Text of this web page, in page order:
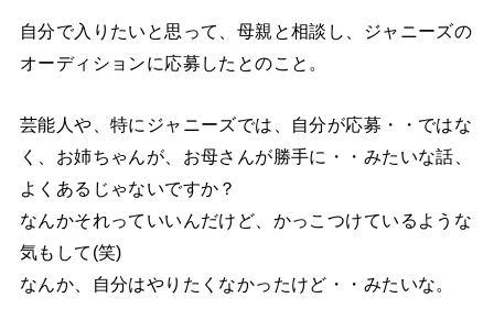
自分で入りたいと思って、母親と相談し、ジャニーズの
オーディションに応募したとのこと。
芸能人や、特にジャニーズでは、自分が応募・・ではな
く、お姉ちゃんが、お母さんが勝手に・・みたいな話、
よくあるじゃないですか？
なんかそれっていいんだけど、かっこつけているような
気もして(笑)
なんか、自分はやりたくなかったけど・・みたいな。